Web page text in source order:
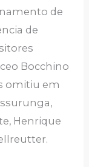
de
de
Bocchino
omitiu em
Henrique